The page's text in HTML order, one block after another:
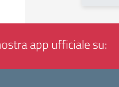
app ufficiale su: